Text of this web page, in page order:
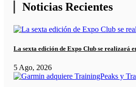
Noticias Recientes
La sexta edición de Expo Club se realizará
5 Ago, 2026